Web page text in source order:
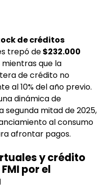
de créditos
trepó de$232.000
mientras que la
de crédito no
al 10% del año previo.
dinámica de
segunda mitad de 2025,
al consumo
afrontar pagos.
y crédito
por el